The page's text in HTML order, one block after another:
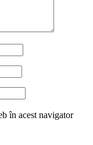
în acest navigator